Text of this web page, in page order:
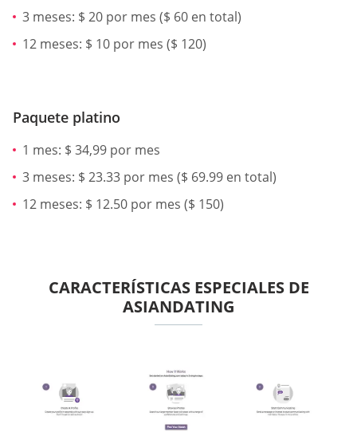
3 meses: $ 20 por mes ($ 60 en total)
12 meses: $ 10 por mes ($ 120)
Paquete platino
1 mes: $ 34,99 por mes
3 meses: $ 23.33 por mes ($ 69.99 en total)
12 meses: $ 12.50 por mes ($ 150)
CARACTERÍSTICAS ESPECIALES DE
ASIANDATING